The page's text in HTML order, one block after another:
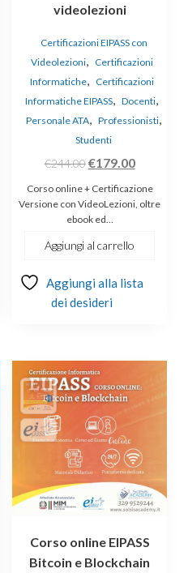
videolezioni
Certificazioni EIPASS con
Videolezioni, Certificazioni
Informatiche, Certificazioni
Informatiche EIPASS, Docenti,
Personale ATA, Professionisti,
Studenti
€244.00Il
prezzo
originale
era:
€244.00.
€179.00Il
prezzo
attuale
Corso online + Certificazione
Versione con VideoLezioni, oltre
ebook ed…
Aggiungi al carrello
Aggiungi alla lista
dei desideri
Corso online EIPASS
Bitcoin e Blockchain